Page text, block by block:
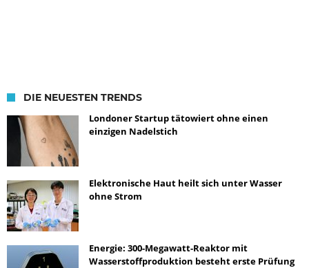
DIE NEUESTEN TRENDS
Londoner Startup tätowiert ohne einen
einzigen Nadelstich
Elektronische Haut heilt sich unter Wasser
ohne Strom
Energie: 300-Megawatt-Reaktor mit
Wasserstoffproduktion besteht erste Prüfung